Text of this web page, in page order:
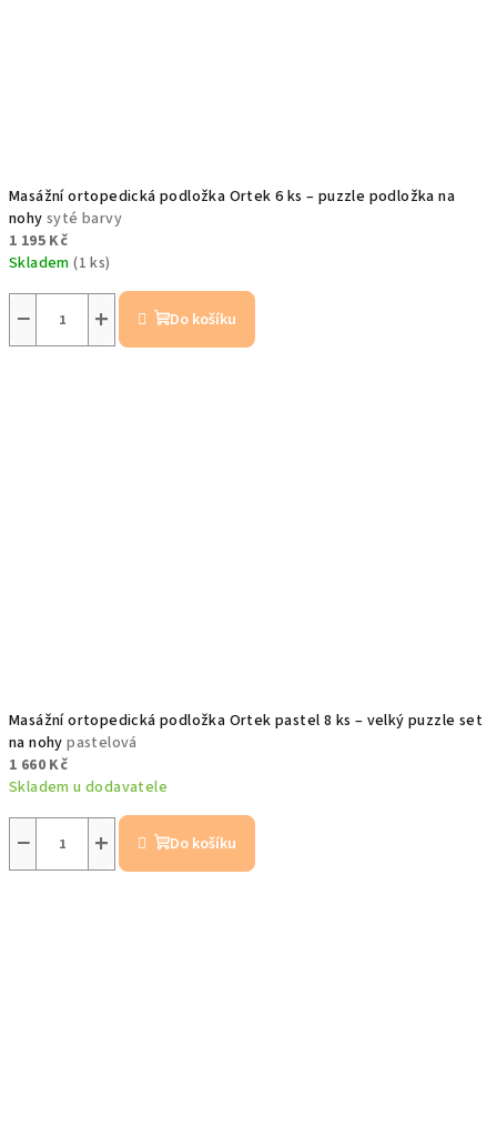
Masážní ortopedická podložka Ortek 6 ks – puzzle podložka na
nohy syté barvy
1 195 Kč
Skladem(1 ks)
+
− Do košíku
Masážní ortopedická podložka Ortek pastel 8 ks – velký puzzle set
na nohypastelová
1 660 Kč
Skladem u dodavatele
+
− Do košíku